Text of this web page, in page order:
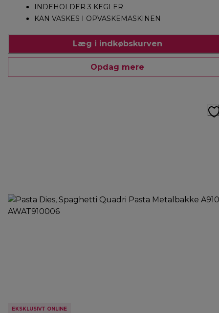
INDEHOLDER 3 KEGLER
KAN VASKES I OPVASKEMASKINEN
Læg i indkøbskurven
Opdag mere
EKSKLUSIVT ONLINE